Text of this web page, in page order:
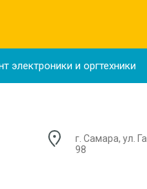
электроники и оргтехники
г. Самара, ул.
98